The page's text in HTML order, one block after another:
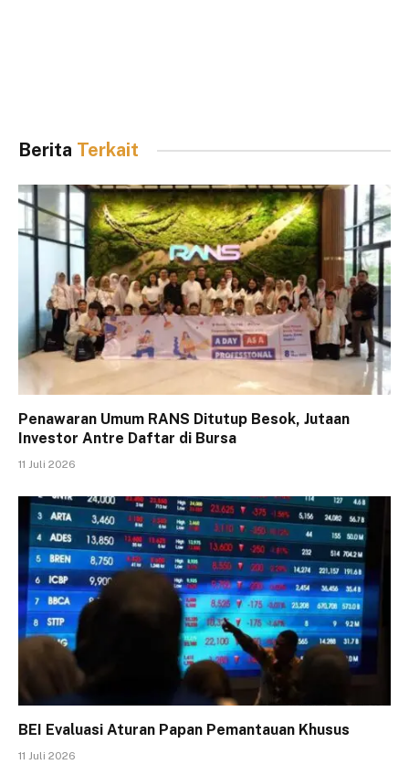
Berita Terkait
Penawaran Umum RANS Ditutup Besok, Jutaan
Investor Antre Daftar di Bursa
11 Juli 2026
BEI Evaluasi Aturan Papan Pemantauan Khusus
11 Juli 2026